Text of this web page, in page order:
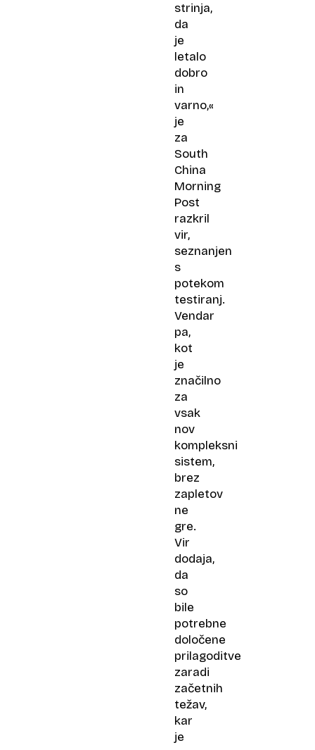
strinja,
da
je
letalo
dobro
in
varno,«
je
za
South
China
Morning
Post
razkril
vir,
seznanjen
s
potekom
testiranj.
Vendar
pa,
kot
je
značilno
za
vsak
nov
kompleksni
sistem,
brez
zapletov
ne
gre.
Vir
dodaja,
da
so
bile
potrebne
določene
prilagoditve
zaradi
začetnih
težav,
kar
je